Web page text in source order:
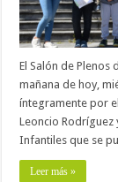
El Salón de Plenos
mañana de hoy,
íntegramente por
Leoncio
Infantiles que se
Leer más »